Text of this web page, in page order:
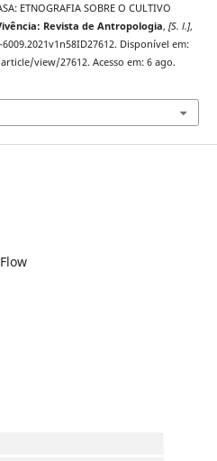
ETNOGRAFIA SOBRE O CULTIVO
Revista de Antropologia, [S. l.],
Disponível em:
view/27612. Acesso em: 6 ago.